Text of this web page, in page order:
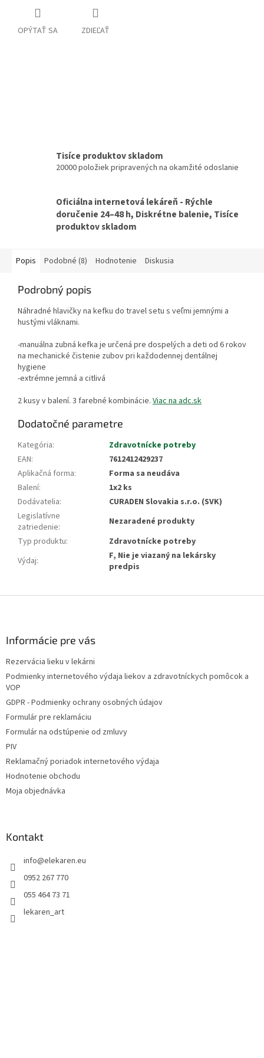
OPÝTAŤ SA ZDIEĽAŤ
Tisíce produktov skladom
20000 položiek pripravených na okamžité odoslanie
Oficiálna internetová lekáreň - Rýchle
doručenie 24–48 h, Diskrétne balenie, Tisíce
produktov skladom
Popis Podobné (8) Hodnotenie Diskusia
Podrobný popis
Náhradné hlavičky na kefku do travel setu s veľmi jemnými a
hustými vláknami.
-manuálna zubná kefka je určená pre dospelých a deti od 6 rokov
na mechanické čistenie zubov pri každodennej dentálnej
hygiene
-extrémne jemná a citlivá
2 kusy v balení. 3 farebné kombinácie. Viac na adc.sk
Dodatočné parametre
Kategória:
Zdravotnícke potreby
EAN:
7612412429237
Aplikačná forma:
Forma sa neudáva
Balení:
1x2 ks
Dodávatelia:
CURADEN Slovakia s.r.o. (SVK)
Legislatívne
zatriedenie:
Nezaradené produkty
Typ produktu:
Zdravotnícke potreby
Výdaj:
F, Nie je viazaný na lekársky
predpis
Informácie pre vás
Rezervácia lieku v lekárni
Podmienky internetového výdaja liekov a zdravotníckych pomôcok a
VOP
GDPR - Podmienky ochrany osobných údajov
Formulár pre reklamáciu
Formulár na odstúpenie od zmluvy
PIV
Reklamačný poriadok internetového výdaja
Hodnotenie obchodu
Moja objednávka
Kontakt
info@elekaren.eu
0952 267 770
055 464 73 71
lekaren_art